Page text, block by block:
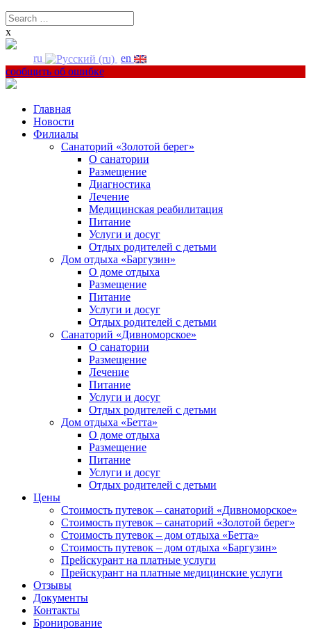
Search
for:
x
ru
en
сообщить об ошибке
Главная
Новости
Филиалы
Санаторий «Золотой берег»
О санатории
Размещение
Диагностика
Лечение
Медицинская реабилитация
Питание
Услуги и досуг
Отдых родителей с детьми
Дом отдыха «Баргузин»
О доме отдыха
Размещение
Питание
Услуги и досуг
Отдых родителей с детьми
Санаторий «Дивноморское»
О санатории
Размещение
Лечение
Питание
Услуги и досуг
Отдых родителей с детьми
Дом отдыха «Бетта»
О доме отдыха
Размещение
Питание
Услуги и досуг
Отдых родителей с детьми
Цены
Стоимость путевок – санаторий «Дивноморское»
Стоимость путевок – санаторий «Золотой берег»
Стоимость путевок – дом отдыха «Бетта»
Стоимость путевок – дом отдыха «Баргузин»
Прейскурант на платные услуги
Прейскурант на платные медицинские услуги
Отзывы
Документы
Контакты
Бронирование